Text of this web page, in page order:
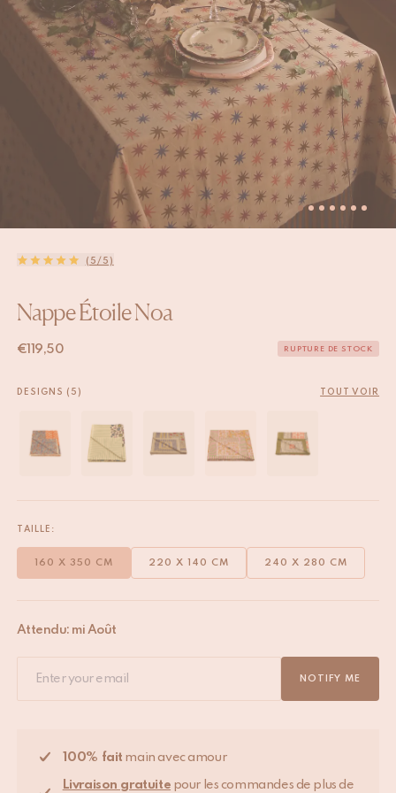
(5/5)
Nappe Étoile Noa
€ 119,50 RUPTURE DE STOCK
DESIGNS (5) TOUT VOIR
TAILLE:
160 X 350 CM 220 X 140 CM 240 X 280 CM
Attendu: mi Août
NOTIFY ME
100% fait main avec amour
Livraison gratuite pour les commandes de plus de